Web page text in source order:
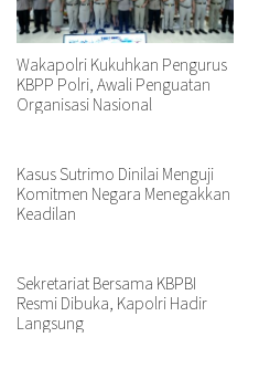
Wakapolri Kukuhkan Pengurus
KBPP Polri, Awali Penguatan
Organisasi Nasional
Kasus Sutrimo Dinilai Menguji
Komitmen Negara Menegakkan
Keadilan
Sekretariat Bersama KBPBI
Resmi Dibuka, Kapolri Hadir
Langsung